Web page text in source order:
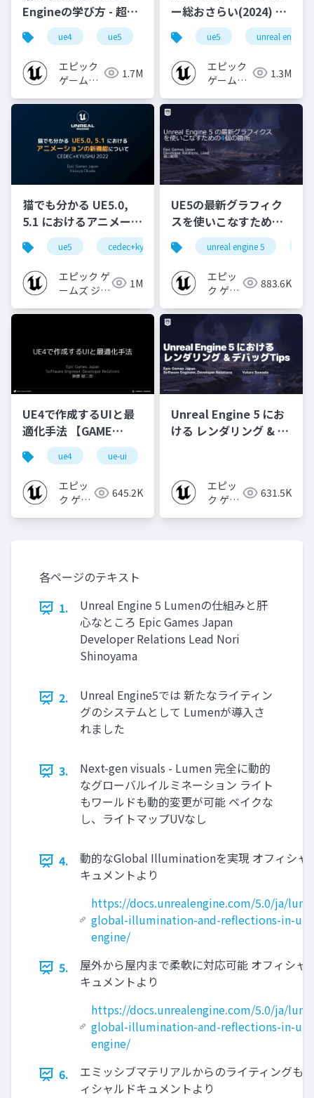
Engineの学び方 - 超初
心者向け編 - 2023 v1.0
ue4 ue5 ue-beginner
エピック
ゲームズ
1.7M
ー総おさらい(2024) 基
礎編！
[CEDEC+KYUSHU
2024]
ue5 unreal engine
エピック
ゲームズ
1.3M
猫でも分かる UE5.0,
5.1 におけるアニメーシ
ョンの新機能について
【CEDEC+KYUSHU
2022】
ue5 cedec+kyushu ue-animation ue-
エピック ゲ
ームズ ジャ
1M
UE5の最新グラフィク
スを使いこなすための4
個の勘所
[CEDEC+KYUSHU
2023]
unreal engine 5
エピッ
ク ゲー
ャパン
883.6K
UE4で作成するUIと最
適化手法 【GAME
CREATORS
CONFERENCE '20】
ue4 ue-ui
エピッ
ク ゲー
645.2K
Unreal Engine 5 にお
ける レンダリング & デ
エピッ
ク ゲー
631.5K
各ページのテキスト
1.
Unreal Engine 5 Lumenの仕組みと肝
心なところ Epic Games Japan
Developer Relations Lead Nori
Shinoyama
2.
Unreal Engine5では 新たなライティン
グのシステムとして Lumenが導入さ
れました
3.
Next-gen visuals - Lumen 完全に動的
なグローバルイルミネーション ライト
もワールドも動的変更が可能 ベイクな
し、ライトマップUVなし
4.
動的なGlobal Illuminationを実現 オフィシャ
キュメントより
https://docs.unrealengine.com/5.0/ja/
global-illumination-and-reflections-in-
engine/
5.
屋外から屋内まで柔軟に対応可能 オフィシャ
キュメントより
https://docs.unrealengine.com/5.0/ja/
global-illumination-and-reflections-in-
engine/
6.
エミッシブマテリアルからのライティングも
ィシャルドキュメントより